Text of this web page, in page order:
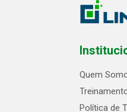
Quem
Política de